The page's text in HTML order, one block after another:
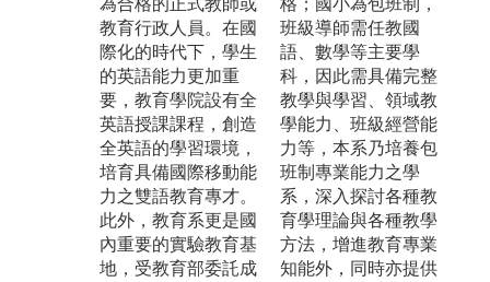
教育行政人員。在國
際化的時代下，學生
的英語能力更加重
要，教育學院設有全
英語授課課程，創造
全英語的學習環境，
培育具備國際移動能
力之雙語教育專才。
此外，教育系更是國
內重要的實驗教育基
地，受教育部委託成
班級導師需任教國
語、數學等主要學
科，因此需具備完整
教學與學習、領域教
學能力、班級經營能
力等，本系乃培養包
班制專業能力之學
系，深入探討各種教
育學理論與各種教學
方法，增進教育專業
知能外，同時亦提供